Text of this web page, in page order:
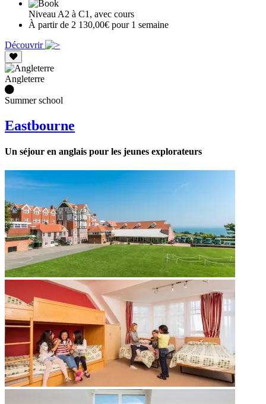
Niveau A2 à C1, avec cours
À partir de 2 130,00€ pour 1 semaine
Découvrir
Angleterre
Summer school
Eastbourne
Un séjour en anglais pour les jeunes explorateurs